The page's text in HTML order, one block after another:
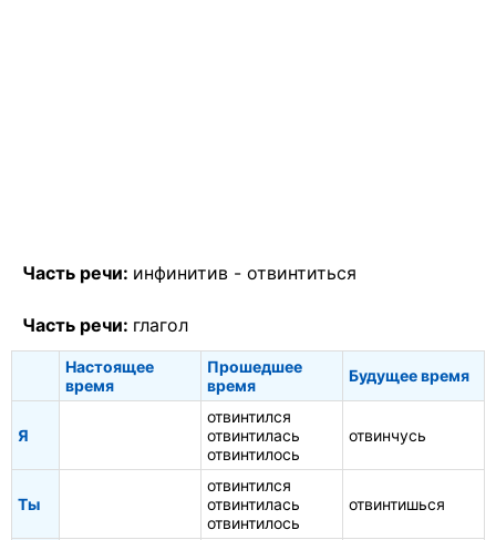
Часть речи: инфинитив - отвинтиться
Часть речи: глагол
Настоящее
время
Прошедшее
время
Будущее время
Я
отвинтился
отвинтилась
отвинтилось
отвинчусь
Ты
отвинтился
отвинтилась
отвинтилось
отвинтишься